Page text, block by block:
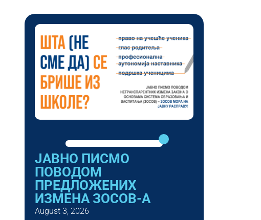
ЈАВНО ПИСМО
ПОВОДОМ
ПРЕДЛОЖЕНИХ
ИЗМЕНА ЗОСОВ-А
August 3, 2026